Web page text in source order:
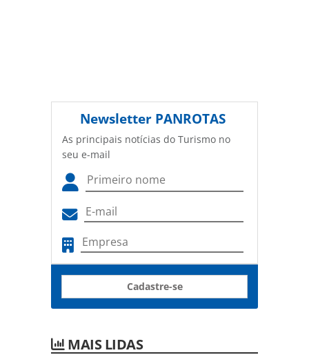
Newsletter PANROTAS
As principais notícias do Turismo no
seu e-mail
Cadastre-se
MAIS LIDAS